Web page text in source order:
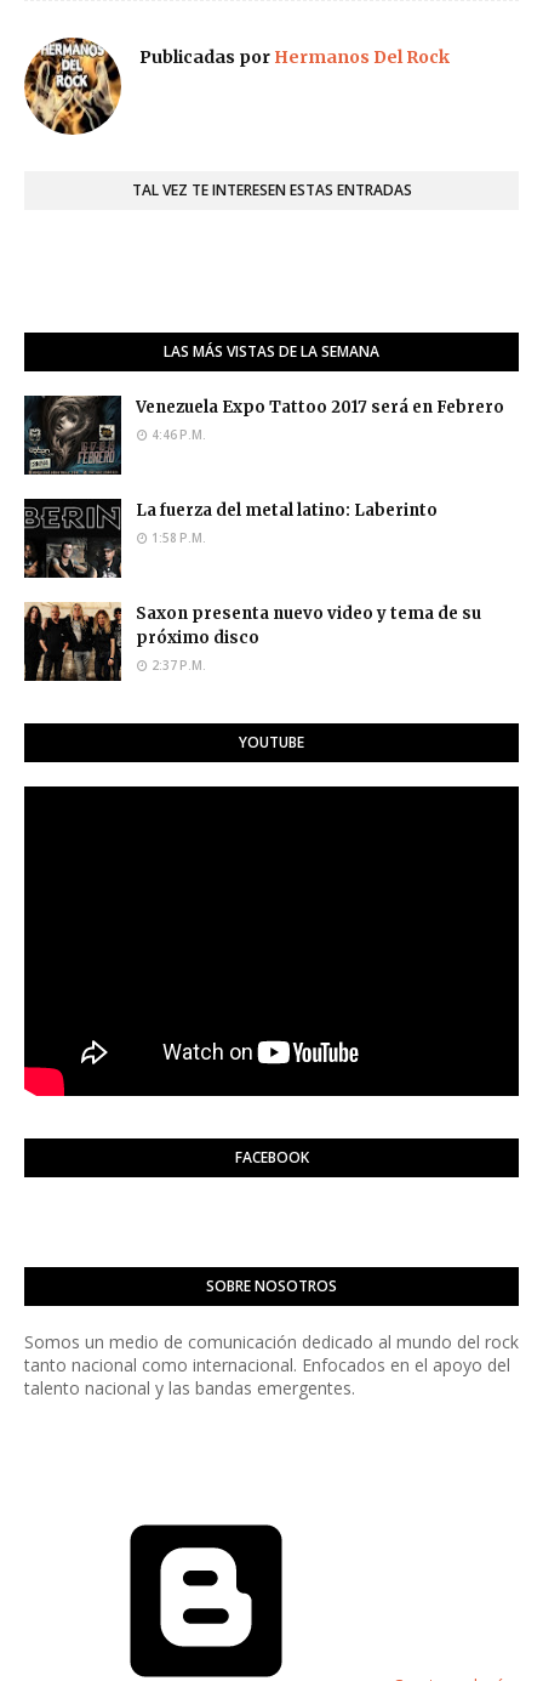
Publicadas por Hermanos Del Rock
TAL VEZ TE INTERESEN ESTAS ENTRADAS
LAS MÁS VISTAS DE LA SEMANA
Venezuela Expo Tattoo 2017 será en Febrero
4:46 P.M.
La fuerza del metal latino: Laberinto
1:58 P.M.
Saxon presenta nuevo video y tema de su
próximo disco
2:37 P.M.
YOUTUBE
FACEBOOK
SOBRE NOSOTROS
Somos un medio de comunicación dedicado al mundo del rock
tanto nacional como internacional. Enfocados en el apoyo del
talento nacional y las bandas emergentes.